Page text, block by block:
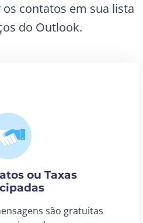
contatos em sua lista
do Outlook.
ou Taxas
são gratuitas